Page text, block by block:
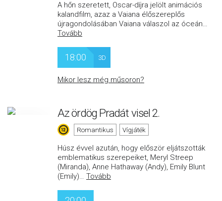
A hőn szeretett, Oscar-díjra jelölt animációs
kalandfilm, azaz a Vaiana élőszereplős
újragondolásában Vaiana válaszol az óceán…
Tovább
18:00 3D
Mikor lesz még műsoron?
Az ördög Pradát visel 2.
Romantikus Vígjáték
Húsz évvel azután, hogy először eljátszották
emblematikus szerepeiket, Meryl Streep
(Miranda), Anne Hathaway (Andy), Emily Blunt
(Emily)… Tovább